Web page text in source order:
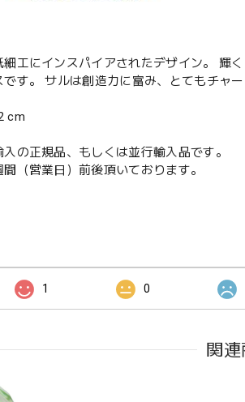
工にインスパイアされたデザイン。 輝
す。 サルは創造力に富み、とてもチャ
cm
の正規品、もしくは並行輸入品です。
（営業日）前後頂いております。
1 0
関連